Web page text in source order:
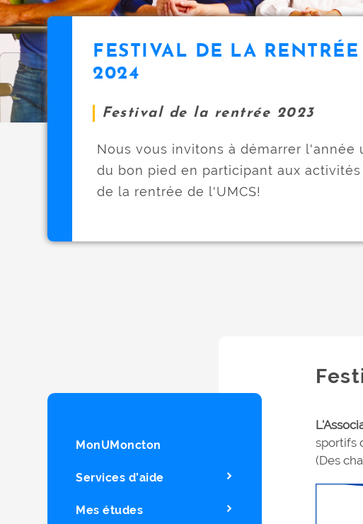
i
p
u
FESTIVAL DE LA RENTRÉE
2024
Festival de la rentrée 2023
Nous vous invitons à démarrer l'année
du bon pied en participant aux
de la rentrée de l'UMCS!
MonUMoncton
Services d’aide
Mes études
sportifs
(Des